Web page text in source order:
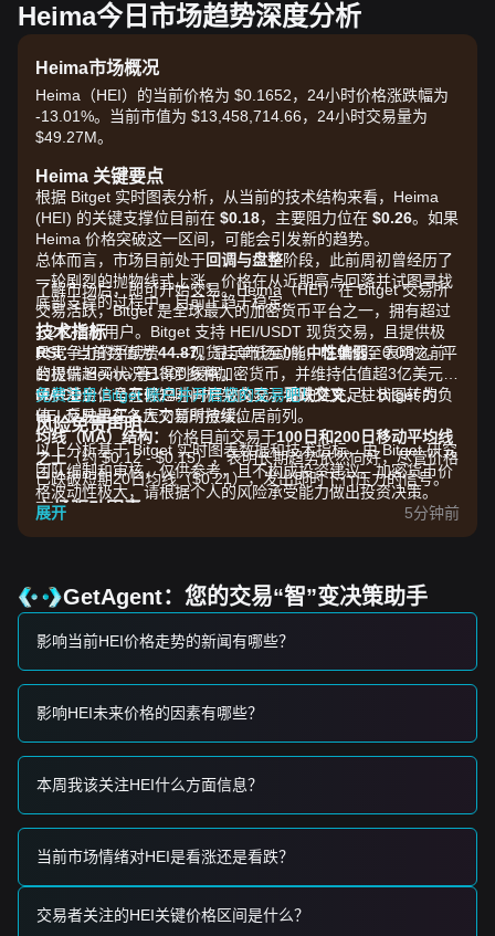
Heima今日市场趋势深度分析
Heima市场概况
Heima（HEI）的当前价格为 $0.1652，24小时价格涨跌幅为
-13.01%。当前市值为 $13,458,714.66，24小时交易量为
$49.27M。
Heima 关键要点
根据 Bitget 实时图表分析，从当前的技术结构来看，Heima
(HEI) 的关键支撑位目前在 $0.18，主要阻力位在 $0.26。如果
Heima 价格突破这一区间，可能会引发新的趋势。
总体而言，市场目前处于回调与盘整阶段，此前周初曾经历了
一轮剧烈的抛物线式上涨。价格在从近期高点回落并试图寻找
底部支撑的过程中，目前正趋于稳定。
技术指标
RSI：当前数值为44.87，显示市场动能中性偏弱，表明之前
的极端超买状况已得到缓解。
MACD：信号在较短时间框架内显示看跌交叉，柱状图转为负
值，反映出买入压力暂时放缓。
均线（MA）结构： 价格目前交易于100日和200日移动平均线
之上（约 $0.12 - $0.15），表明长期趋势依然向好，尽管价格
已跌破短期20日均线（$0.21），发出即时下行压力的信号。
市场驱动因素
•代币经济学优化：成功执行了 1650 万枚 HEI 代币的销毁
（供应量减少约 20%），改善了稀缺性指标，为价格提供了基
本面支撑。
要由获利了结和高杠杆多头头寸的清算所驱动。
交易信号
如下：
• 如果 Heima 价格接近$0.18 - $0.19
弹迹象，可能形成短期买入机会。
• 如果 Heima 价格伴随显著成交量有效突破$0.26，则可能确
认回调结束并恢复上升趋势。
段， potentially 测试$0.15的宏观支撑位。
了解市场后，即可开始交易。Heima（HEI）在 Bitget 交易所
交易活跃，Bitget 是全球最大的加密货币平台之一，拥有超过
1.2亿注册用户。Bitget 支持 HEI/USDT 现货交易，且提供极
具竞争力的手续费——现货挂单低至0%，吃单低至0.03%。平
台提供 Heima 等1300多种加密货币，并维持估值超3亿美元的
保护基金，全天候24小时开放交易，流动性充足。Bitget 的
HEI 交易量在各大交易所持续位居前列。
免费注册 Bitget 账户并开启您的交易吧！
风险免责声明
以上分析基于 Bitget 实时图表数据和技术指标，由 Bitget 研究
团队编制和审核，仅供参考，且不构成投资建议。加密货币价
格波动性极大，请根据个人的风险承受能力做出投资决策。
展开
5分钟前
GetAgent：您的交易“智”变决策助手
影响当前HEI价格走势的新闻有哪些？
影响HEI未来价格的因素有哪些？
本周我该关注HEI什么方面信息？
当前市场情绪对HEI是看涨还是看跌？
交易者关注的HEI关键价格区间是什么？